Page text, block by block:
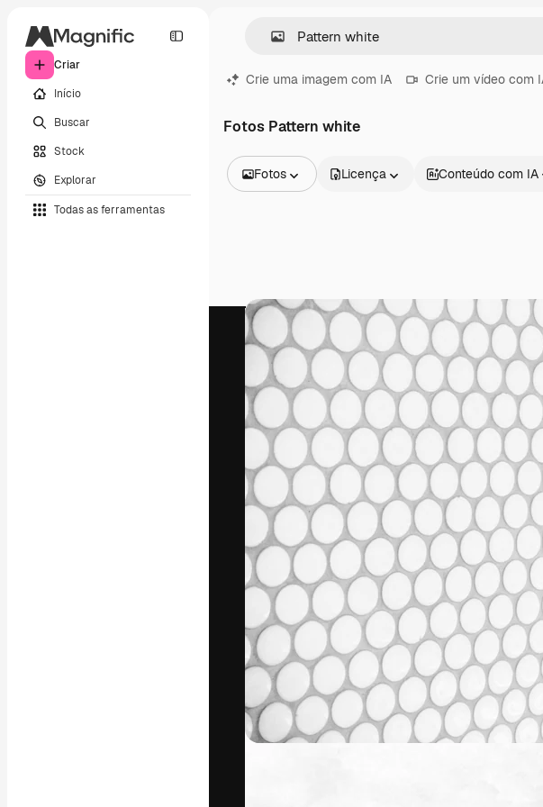
Criar
Início
Buscar
Stock
Explorar
Todas as ferramentas
Crie uma imagem com IA Crie um vídeo com
Fotos Pattern white
Fotos
Vídeos
Clipes de vídeo
Animações
Modelos de vídeos
Modelos 3D
Fontes
Licença Conteúdo com IA
A plataforma criativa para você
seu melhor trabalho. Mais de 1 milhão
assinantes entre criativos, empresas,
agências e estúdios.
Português